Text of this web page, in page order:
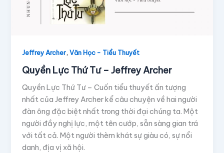
Jeffrey Archer,Văn Học - Tiểu Thuyết
Quyền Lực Thứ Tư – Jeffrey Archer
Quyền Lực Thứ Tư – Cuốn tiểu thuyết ấn tượng
nhất của Jeffrey Archer kể câu chuyện về hai người
đàn ông đặc biệt nhất trong thời đại chúng ta. Một
người đầy nghị lực, một tên cướp, sẵn sàng gian trá
với tất cả. Một người thèm khát sự giàu có, sự nổi
danh, địa vị xã hội.